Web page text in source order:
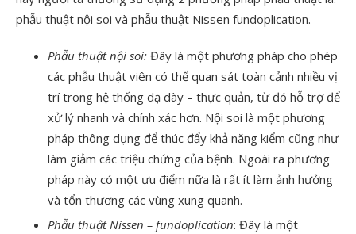
phẫu thuật nội soi và phẫu thuật Nissen fundoplication.
Phẫu thuật nội soi: Đây là một phương pháp cho phép
các phẫu thuật viên có thể quan sát toàn cảnh nhiều vị
trí trong hệ thống dạ dày – thực quản, từ đó hỗ trợ để
xử lý nhanh và chính xác hơn. Nội soi là một phương
pháp thông dụng để thúc đẩy khả năng kiểm cũng như
làm giảm các triệu chứng của bệnh. Ngoài ra phương
pháp này có một ưu điểm nữa là rất ít làm ảnh hưởng
và tổn thương các vùng xung quanh.
Phẫu thuật Nissen – fundoplication: Đây là một